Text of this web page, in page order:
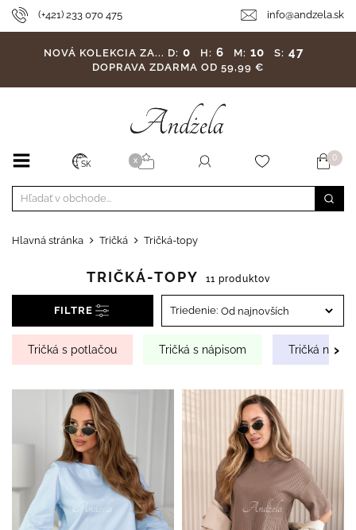
(+421) 233 070 475 info@andzela.sk
NOVÁ KOLEKCIA ZA... D: 0 H: 6 M: 10 S: 46
DOPRAVA ZDARMA OD 59,99 €
SK X 0
Hlavná stránka Tričká Tričká-topy
TRIČKÁ-TOPY 11 produktov
FILTRE Triedenie:
Tričká s potlačou Tričká s nápisom Tričká na›